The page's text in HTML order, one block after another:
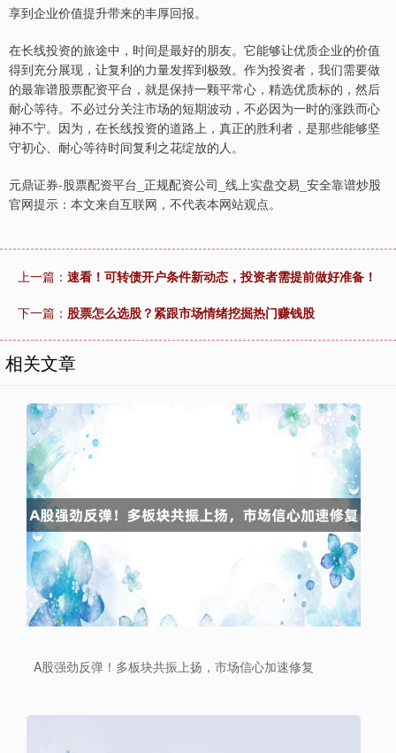
享到企业价值提升带来的丰厚回报。
在长线投资的旅途中，时间是最好的朋友。它能够让优质企业的价值
得到充分展现，让复利的力量发挥到极致。作为投资者，我们需要做
的最靠谱股票配资平台，就是保持一颗平常心，精选优质标的，然后
耐心等待。不必过分关注市场的短期波动，不必因为一时的涨跌而心
神不宁。因为，在长线投资的道路上，真正的胜利者，是那些能够坚
守初心、耐心等待时间复利之花绽放的人。
元鼎证券-股票配资平台_正规配资公司_线上实盘交易_安全靠谱炒股
官网提示：本文来自互联网，不代表本网站观点。
上一篇： 速看！可转债开户条件新动态，投资者需提前做好准备！
下一篇： 股票怎么选股？紧跟市场情绪挖掘热门赚钱股
相关文章
A股强劲反弹！多板块共振上扬，市场信心加速修复
上证综指 +0.57%
深证成指